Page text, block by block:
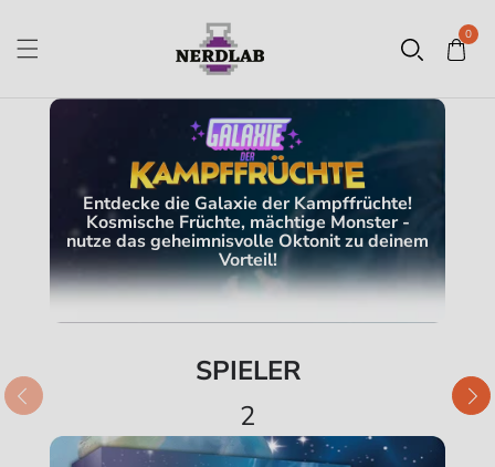
0
Entdecke die Galaxie der Kampffrüchte!
Kosmische Früchte, mächtige Monster -
nutze das geheimnisvolle Oktonit zu deinem
Vorteil!
SPIELER
2